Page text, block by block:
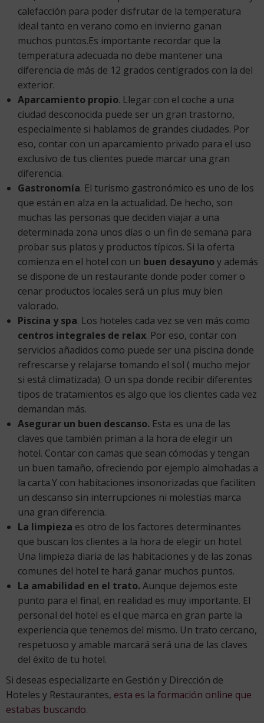
calefacción para poder disfrutar de la temperatura
ideal tanto en verano como en invierno ganan
muchos puntos.Es importante recordar que la
temperatura adecuada no debe mantener una
diferencia de más de 12 grados centígrados con la del
exterior.
Aparcamiento propio. Llegar con el coche a una
ciudad desconocida puede ser un gran trastorno,
especialmente si hablamos de grandes ciudades. Por
eso, contar con un aparcamiento privado para el uso
exclusivo de tus clientes puede marcar una gran
diferencia.
Gastronomía. El turismo gastronómico es uno de los
que están en alza en la actualidad. De hecho, son
muchas las personas que deciden viajar a una
determinada zona unos días o un fin de semana para
probar sus platos y productos típicos. Si la oferta
comienza en el hotel con un buen desayunoy además
se dispone de un restaurante donde poder comer o
cenar productos locales será un plus muy bien
valorado.
Piscina y spa. Los hoteles cada vez se ven más como
centros integrales de relax. Por eso, contar con
servicios añadidos como puede ser una piscina donde
refrescarse y relajarse tomando el sol ( mucho mejor
si está climatizada). O un spa donde recibir diferentes
tipos de tratamientos es algo que los clientes cada vez
demandan más.
Asegurar un buen descanso. Esta es una de las
claves que también priman a la hora de elegir un
hotel. Contar con camas que sean cómodas y tengan
un buen tamaño, ofreciendo por ejemplo almohadas a
la carta.Y con habitaciones insonorizadas que faciliten
un descanso sin interrupciones ni molestias marca
una gran diferencia.
La limpieza es otro de los factores determinantes
que buscan los clientes a la hora de elegir un hotel.
Una limpieza diaria de las habitaciones y de las zonas
comunes del hotel te hará ganar muchos puntos.
La amabilidad en el trato.Aunque dejemos este
punto para el final, en realidad es muy importante. El
personal del hotel es el que marca en gran parte la
experiencia que tenemos del mismo. Un trato cercano,
respetuoso y amable marcará será una de las claves
del éxito de tu hotel.
Si deseas especializarte en Gestión y Dirección de
Hoteles y Restaurantes, esta es la formación online que
estabas buscando.